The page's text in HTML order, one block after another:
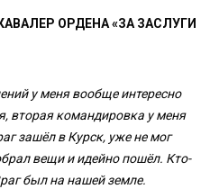
ОРДЕНА «ЗА ЗАСЛУГИ
у меня вообще интересно
вторая командировка у меня
зашёл в Курск, уже не мог
вещи и идейно пошёл. Кто-
был на нашей земле.